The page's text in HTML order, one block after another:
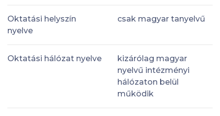
Oktatási helyszín
nyelve
csak magyar tanyelvű
Oktatási hálózat nyelve
kizárólag magyar
nyelvű intézményi
hálózaton belül
működik